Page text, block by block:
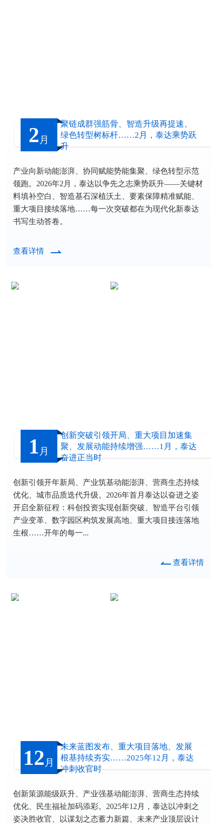
2 月
聚链成群强筋骨、智造升级再提速、
绿色转型树标杆……2月，泰达乘势跃
升
产业向新动能澎湃、协同赋能势能集聚、绿色转型示范
领跑。2026年2月，泰达以争先之志乘势跃升——关键材
料填补空白、智造基石深植沃土、要素保障精准赋能、
重大项目接续落地……每一次突破都在为现代化新泰达
书写生动答卷。
查看详情
1 月
创新突破引领开局、重大项目加速集
聚、发展动能持续增强……1月，泰达
奋进正当时
创新引领开年新局、产业筑基动能澎湃、营商生态持续
优化、城市品质迭代升级。2026年首月泰达以奋进之姿
开启全新征程：科创投资实现创新突破、智造平台引领
产业变革、数字园区构筑发展高地、重大项目接连落地
生根……开年的每一...
查看详情
12 月
未来蓝图发布、重大项目落地、发展
根基持续夯实……2025年12月，泰达
冲刺收官时
创新策源能级跃升、产业强基动能澎湃、营商生态持续
优化、民生福祉加码添彩。2025年12月，泰达以冲刺之
姿决胜收官、以谋划之态蓄力新篇、未来产业顶层设计